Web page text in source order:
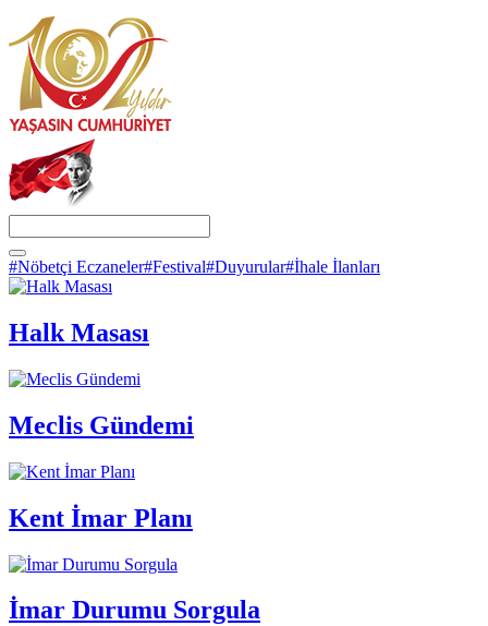
#Nöbetçi Eczaneler#Festival#Duyurular#İhale İlanları
Halk Masası
Meclis Gündemi
Kent İmar Planı
İmar Durumu Sorgula